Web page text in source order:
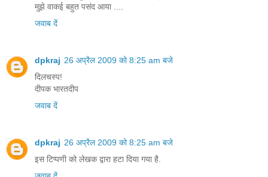
मुझे वाकई बहुत पसंद आया ....
जवाब दें
dpkraj 26 अप्रैल 2009 को 8:25 am बजे
दिलचस्प!
दीपक भारतदीप
जवाब दें
dpkraj 26 अप्रैल 2009 को 8:25 am बजे
इस टिप्पणी को लेखक द्वारा हटा दिया गया है.